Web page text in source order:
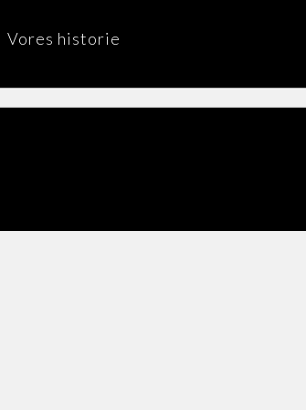
Vores historie